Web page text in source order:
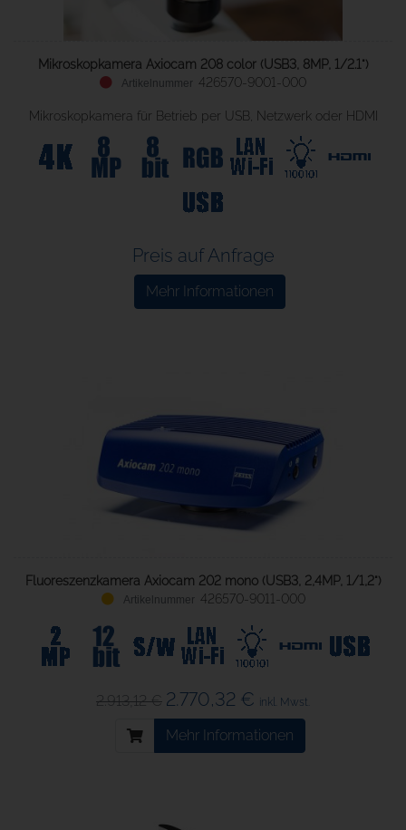
Mikroskopkamera Axiocam 208 color (USB3, 8MP, 1/2.1")
426570-9001-000
Mikroskopkamera für Betrieb per USB, Netzwerk oder HDMI
Preis auf Anfrage
Mehr Informationen
Fluoreszenzkamera Axiocam 202 mono (USB3, 2,4MP, 1/1,2")
426570-9011-000
2.913,12 € 2.770,32 € inkl. Mwst.
Mehr Informationen